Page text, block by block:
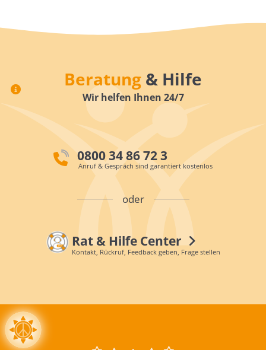
Beratung & Hilfe
Wir helfen Ihnen 24/7
0800 34 86 72 3
Anruf & Gespräch sind garantiert kostenlos
oder
Rat & Hilfe Center
Kontakt, Rückruf, Feedback geben, Frage stellen